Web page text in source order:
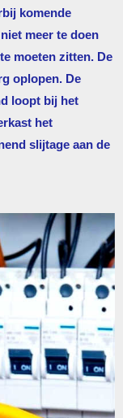
komende
meer te doen
moeten zitten. De
oplopen. De
loopt bij het
het
slijtage aan de